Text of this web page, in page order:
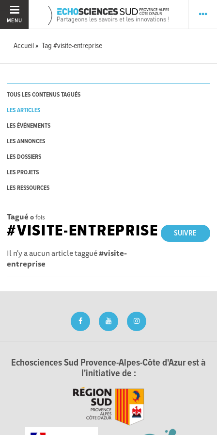
MENU
Accueil Tag #visite-entreprise
TOUS LES CONTENUS TAGUÉS
LES ARTICLES
LES ÉVÉNEMENTS
LES ANNONCES
LES DOSSIERS
LES PROJETS
LES RESSOURCES
Tagué 0fois
SUIVRE
#VISITE-ENTREPRISE
Il n'y a aucun article taggué#visite-
entreprise
Echosciences Sud Provence-Alpes-Côte d'Azur est à
l'initiative de :